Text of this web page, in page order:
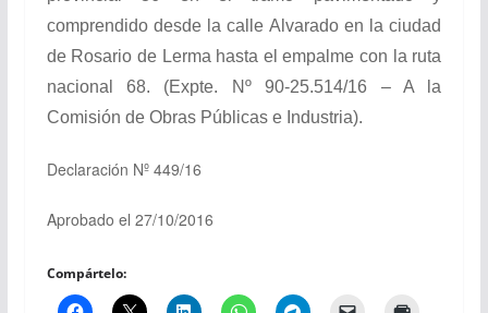
comprendido desde la calle Alvarado en la ciudad
de Rosario de Lerma hasta el empalme con la ruta
nacional 68. (Expte. Nº 90-25.514/16 – A la
Comisión de Obras Públicas e Industria).
Declaración Nº 449/16
Aprobado el 27/10/2016
Compártelo: